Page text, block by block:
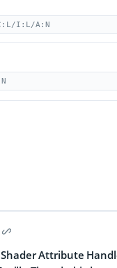
I:L/A:N
Attribute